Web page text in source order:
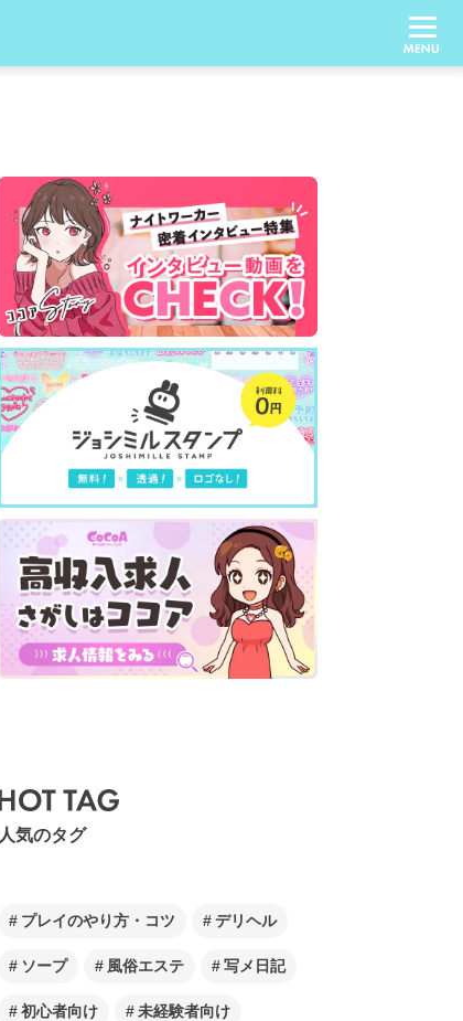
人気のタグ
プレイのやり方・コツ デリヘル
ソープ 風俗エステ 写メ日記
初心者向け 未経験者向け